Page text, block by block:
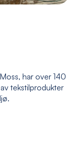
har over 140
tekstilprodukter